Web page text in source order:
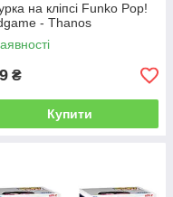
на кліпсі Funko Pop!
- Thanos
₴
Купити